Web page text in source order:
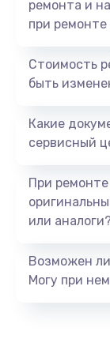
ремонта и
при
Стоимость
быть
Какие
сервисный
При
или аналоги?
Возможен
Могу при